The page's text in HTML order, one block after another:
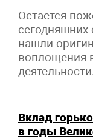
Остается
нашли
воплощения
Вклад
в годы